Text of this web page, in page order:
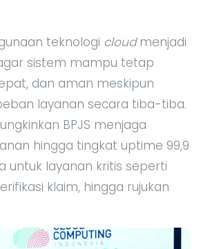
teknologi cloudmenjadi
sistem mampu tetap
dan aman meskipun
layanan secara tiba-tiba.
BPJS menjaga
hingga tingkat uptime 99,9
untuk layanan kritis seperti
klaim, hingga rujukan